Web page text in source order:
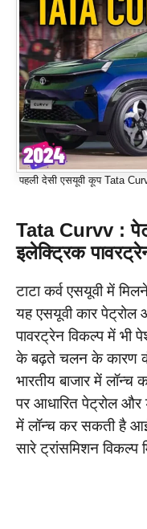
पहली देसी एसयूवी कूप Tata
Tata Curvv :
इलेक्ट्रिक
टाटा कर्व एसयूवी में
यह एसयूवी कार
पावरट्रेन विकल्प में भी
के बढ़ते चलन के कारण
भारतीय बाजार में
पर आधारित पेट्रोल और
में लॉन्च कर सकती है
सारे ट्रांसमिशन विकल्प